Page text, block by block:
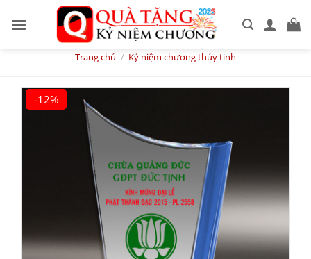
Trang chủ / Kỷ niệm chương thủy tinh
-12%